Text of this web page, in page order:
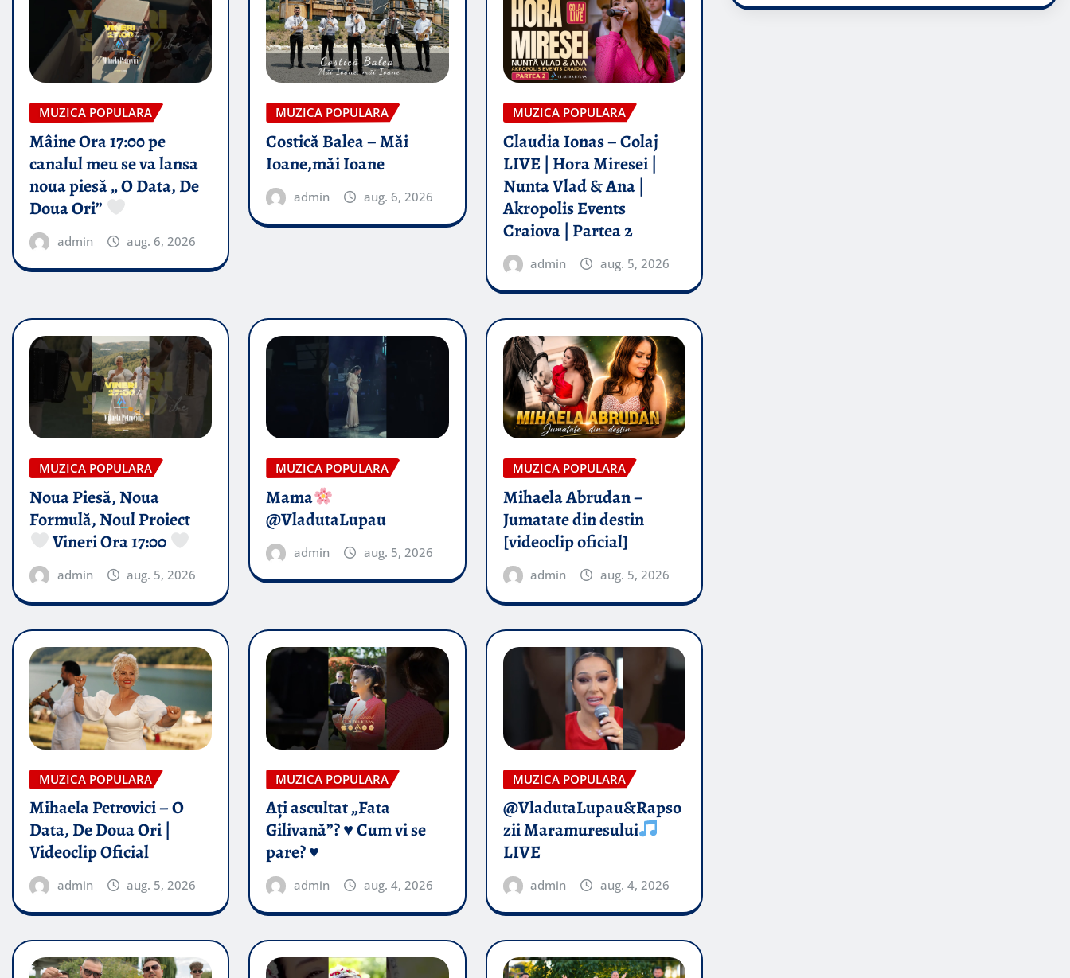
MUZICA POPULARA
Mâine Ora 17:00 pe
canalul meu se va lansa
noua piesă „ O Data, De
Doua Ori”
admin aug. 6, 2026
MUZICA POPULARA
Costică Balea – Măi
Ioane,măi Ioane
admin aug. 6, 2026
MUZICA POPULARA
Claudia Ionas – Colaj
LIVE | Hora Miresei |
Nunta Vlad & Ana |
Akropolis Events
Craiova | Partea 2
admin aug. 5, 2026
MUZICA POPULARA
Noua Piesă, Noua
Formulă, Noul Proiect
Vineri Ora 17:00
admin aug. 5, 2026
MUZICA POPULARA
Mama
@VladutaLupau
admin aug. 5, 2026
MUZICA POPULARA
Mihaela Abrudan –
Jumatate din destin
[videoclip oficial]
admin aug. 5, 2026
MUZICA POPULARA
Mihaela Petrovici – O
Data, De Doua Ori |
Videoclip Oficial
admin aug. 5, 2026
MUZICA POPULARA
Ați ascultat „Fata
Gilivană”? ♥️ Cum vi se
pare? ♥️
admin aug. 4, 2026
MUZICA POPULARA
@VladutaLupau&Rapso
zii Maramuresului
LIVE
admin aug. 4, 2026